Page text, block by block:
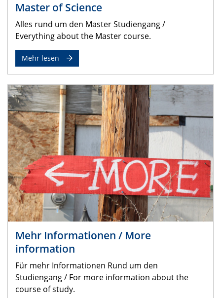
Master of Science
Alles rund um den Master Studiengang /
Everything about the Master course.
Mehr lesen
Mehr Informationen / More
information
Für mehr Informationen Rund um den
Studiengang / For more information aboutthe
course of study.